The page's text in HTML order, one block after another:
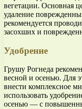
вегетации. Основная
удаление
рекомендуется
засохших и
Удобрение
Грушу Рогнеда
весной и осенью. Для
внести комплексное
использовать
осенью — с